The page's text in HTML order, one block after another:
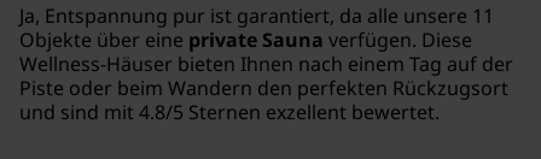
Ja, Entspannung pur ist garantiert, da alle unsere 11
Objekte über eine private Sauna verfügen. Diese
Wellness-Häuser bieten Ihnen nach einem Tag auf der
Piste oder beim Wandern den perfekten Rückzugsort
und sind mit 4.8/5 Sternen exzellent bewertet.